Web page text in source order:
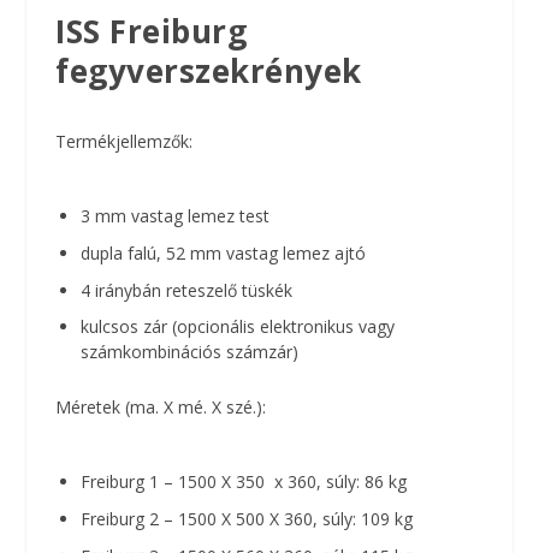
ISS Freiburg
fegyverszekrények
Termékjellemzők:
3 mm vastag lemez test
dupla falú, 52 mm vastag lemez ajtó
4 iránybán reteszelő tüskék
kulcsos zár (opcionális elektronikus vagy
számkombinációs számzár)
Méretek (ma. X mé. X szé.):
Freiburg 1 – 1500 X 350 x 360, súly: 86 kg
Freiburg 2 – 1500 X 500 X 360, súly: 109 kg